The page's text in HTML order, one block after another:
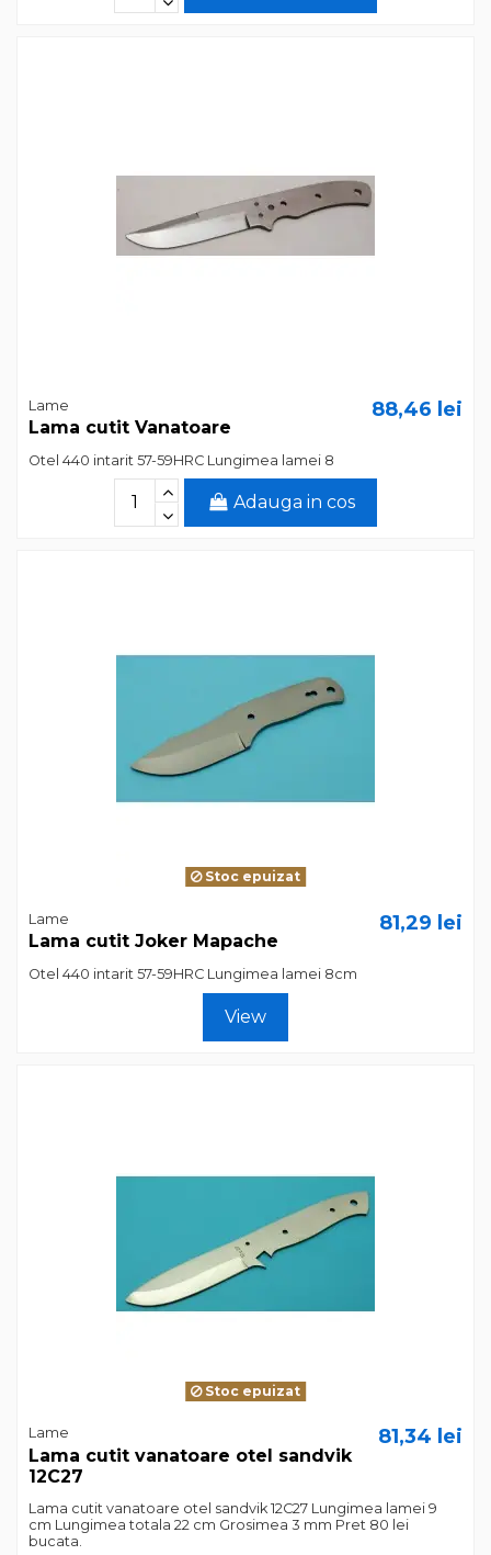
Lame
Lama cutit Vanatoare
88,46 lei
Otel 440 intarit 57-59HRC Lungimea lamei 8
Adauga in cos
Stoc epuizat
Lame
Lama cutit Joker Mapache
81,29 lei
Otel 440 intarit 57-59HRC Lungimea lamei 8cm
View
Stoc epuizat
Lame
Lama cutit vanatoare otel sandvik
12C27
81,34 lei
Lama cutit vanatoare otel sandvik 12C27 Lungimea lamei 9
cm Lungimea totala 22 cm Grosimea 3 mm Pret 80 lei
bucata.